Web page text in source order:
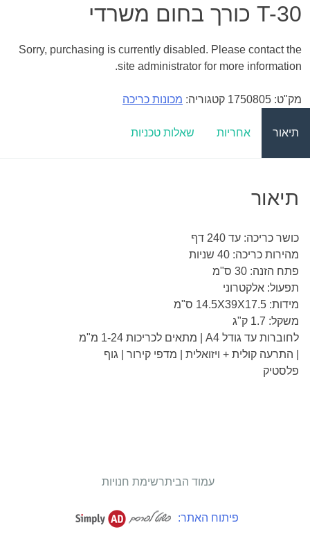
T-30 כורך בחום משרדי
Sorry, purchasing is currently disabled. Please contact the
site administrator for more information.
מק"ט: 1750805 קטגוריה: מכונות כריכה
תיאור אחריות שאלות טכניות
תיאור
כושר כריכה: עד 240 דף
מהירות כריכה: 40 שניות
פתח הזנה: 30 ס"מ
תפעול: אלקטרוני
מידות: 14.5X39X17.5 ס"מ
משקל: 1.7 ק"ג
לחוברות עד גודל A4 | מתאים לכריכות 1-24 מ"מ
| התרעה קולית + ויזואלית | מדפי קירור | גוף
פלסטיק
עמוד הביתרשימת חנויות
פיתוח האתר: